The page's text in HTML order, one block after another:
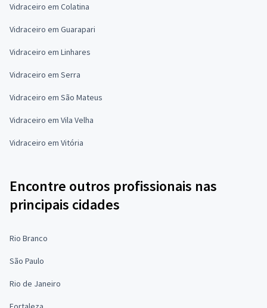
Vidraceiro em Colatina
Vidraceiro em Guarapari
Vidraceiro em Linhares
Vidraceiro em Serra
Vidraceiro em São Mateus
Vidraceiro em Vila Velha
Vidraceiro em Vitória
Encontre outros profissionais nas
principais cidades
Rio Branco
São Paulo
Rio de Janeiro